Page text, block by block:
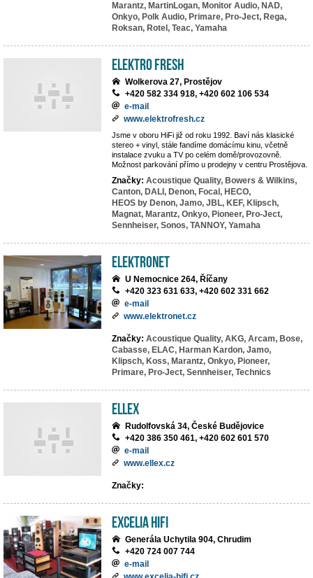
Marantz, MartinLogan, Monitor Audio, NAD,
Onkyo, Polk Audio, Primare, Pro-Ject, Rega,
Roksan, Rotel, Teac, Yamaha
Elektro Fresh
Wolkerova 27, Prostějov
+420 582 334 918, +420 602 106 534
e-mail
www.elektrofresh.cz
Jsme v oboru HiFi již od roku 1992. Baví nás klasické
stereo + vinyl, stále fandíme domácímu kinu, včetně
instalace zvuku a TV po celém domě/provozovně.
Možnost parkování přímo u prodejny v centru Prostějova.
Značky: Acoustique Quality, Bowers & Wilkins,
Canton, DALI, Denon, Focal, HECO,
HEOS by Denon, Jamo, JBL, KEF, Klipsch,
Magnat, Marantz, Onkyo, Pioneer, Pro-Ject,
Sennheiser, Sonos, TANNOY, Yamaha
ElektroNet
U Nemocnice 264, Říčany
+420 323 631 633, +420 602 331 662
e-mail
www.elektronet.cz
Značky: Acoustique Quality, AKG, Arcam, Bose,
Cabasse, ELAC, Harman Kardon, Jamo,
Klipsch, Koss, Marantz, Onkyo, Pioneer,
Primare, Pro-Ject, Sennheiser, Technics
ELLEX
Rudolfovská 34, České Budějovice
+420 386 350 461, +420 602 601 570
e-mail
www.ellex.cz
Značky:
EXCELIA HIFI
Generála Uchytila 904, Chrudim
+420 724 007 744
e-mail